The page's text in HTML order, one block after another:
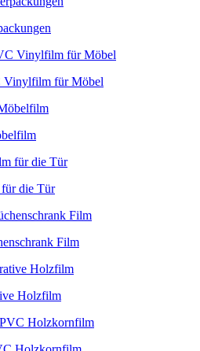
Vinylfilm für Möbel
die Tür
Film
Holzfilm